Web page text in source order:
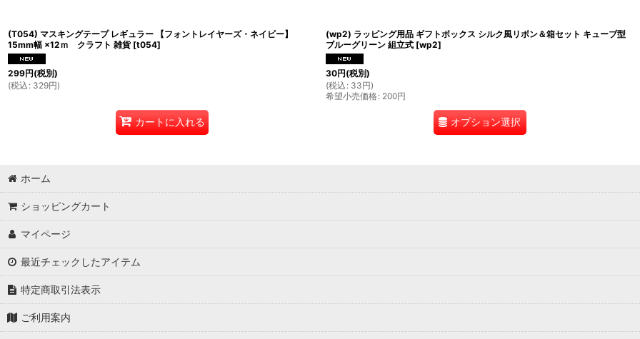
(T054) マスキングテープ レギュラー 【フォントレイヤーズ・ネイビー】
15mm幅 ×12ｍ クラフト 雑貨 [t054]
299円(税別)
(税込 : 329円)
カートに入れる
(wp2) ラッピング用品 ギフトボックス シルク風リボン＆箱セット キューブ型
ブルーグリーン 組立式 [wp2]
30円(税別)
(税込 : 33円)
希望小売価格: 200円
オプション選択
ホーム
ショッピングカート
マイページ
最近チェックしたアイテム
特定商取引法表示
ご利用案内